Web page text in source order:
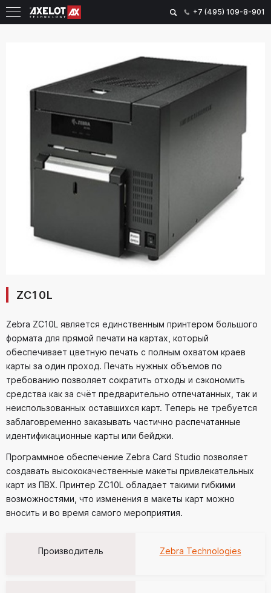
+7 (495) 109-8-901
ZC10L
Zebra ZC10L является единственным принтером большого
формата для прямой печати на картах, который
обеспечивает цветную печать с полным охватом краев
карты за один проход. Печать нужных объемов по
требованию позволяет сократить отходы и сэкономить
средства как за счёт предварительно отпечатанных, так и
неиспользованных оставшихся карт. Теперь не требуется
заблаговременно заказывать частично распечатанные
идентификационные карты или бейджи.
Программное обеспечение Zebra Card Studio позволяет
создавать высококачественные макеты привлекательных
карт из ПВХ. Принтер ZC10L обладает такими гибкими
возможностями, что изменения в макеты карт можно
вносить и во время самого мероприятия.
Производитель Zebra Technologies